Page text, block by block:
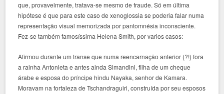
que, provavelmente, tratava-se mesmo de fraude. Só em última
hipótese é que para este caso de xenoglossia se poderia falar numa
representação visual memorizada por pantomnésia inconsciente.
Fez-se também famosíssima Helena Smith, por varios casos:
Afirmou durante um transe que numa reencarnação anterior (?!) fora
a rainha Antonieta e antes ainda Simandini, filha de um cheque
árabe e esposa do príncipe hindu Nayaka, senhor de Kamara.
Moravam na fortaleza de Tschandraguiri, construída por seu esposos